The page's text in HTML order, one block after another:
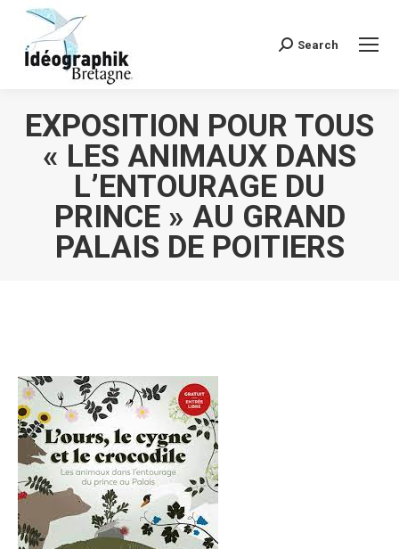
Recherche
Search
EXPOSITION POUR TOUS
« LES ANIMAUX DANS
L’ENTOURAGE DU
PRINCE » AU GRAND
PALAIS DE POITIERS